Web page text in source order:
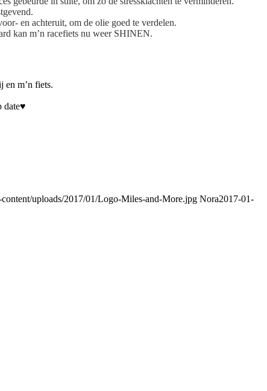
en achteruit, om de olie goed te verdelen.
kan m’n racefiets nu weer SHINEN.
en m’n fiets.
date♥
uploads/2017/01/Logo-Miles-and-More.jpg Nora2017-01-